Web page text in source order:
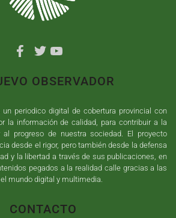
OBSERVADOR
un periodico digital de cobertura provincial con
la información de calidad, para contribuir a la
al progreso de nuestra sociedad. El proyecto
desde el rigor, pero también desde la defensa
y la libertad a través de sus publicaciones, en
pegados a la realidad calle gracias a las
mundo digital y multimedia.
CONTACTO